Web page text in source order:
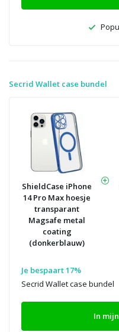
Secrid Wallet case bundel
ShieldCase iPhone
14 Pro Max hoesje
transparant
Magsafe metal
coating
(donkerblauw)
Je bespaart 17%
Secrid Wallet case bundel
In